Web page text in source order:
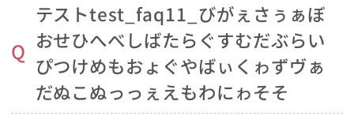
Q
テストtest_faq11_びがぇさぅぁぼ
おせひへべしばたらぐすむだぶらい
ぴつけめもおょぐやばぃくゎずヴぁ
だぬこぬっっぇえもわにゎそそ